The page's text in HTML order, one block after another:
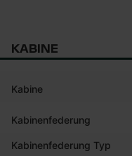
KABINE
Kabine
Kabinenfederung
Kabinenfederung Typ